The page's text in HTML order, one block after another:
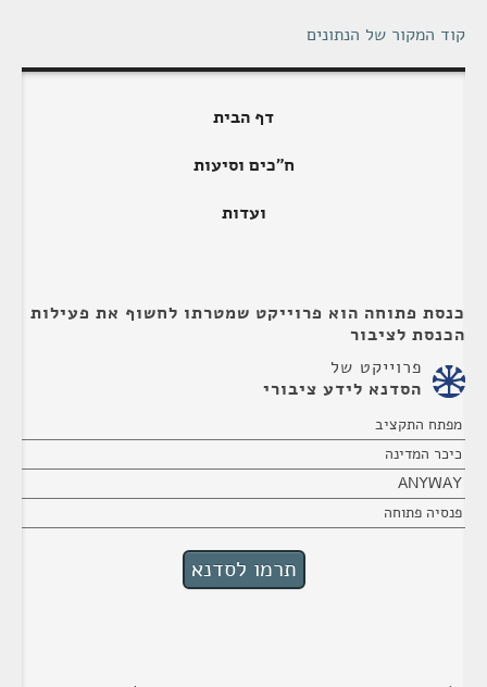
קוד המקור של הנתונים
דף הבית
ח"כים וסיעות
ועדות
כנסת פתוחה הוא פרוייקט שמטרתו לחשוף את פעילות
הכנסת לציבור
פרוייקט של
הסדנא לידע ציבורי
מפתח התקציב
כיכר המדינה
ANYWAY
פנסיה פתוחה